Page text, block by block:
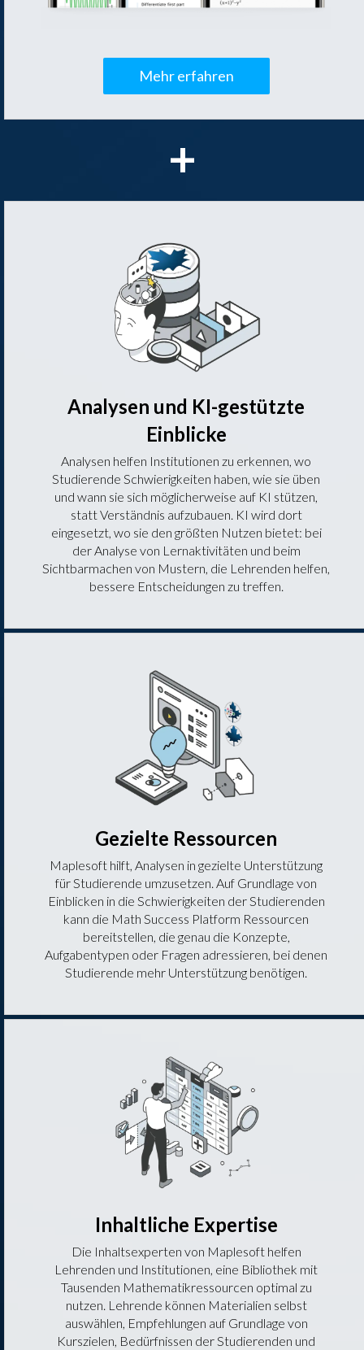
Mehr erfahren
+
Analysen und KI-gestützte
Einblicke
Analysen helfen Institutionen zu erkennen, wo
Studierende Schwierigkeiten haben, wie sie üben
und wann sie sich möglicherweise auf KI stützen,
statt Verständnis aufzubauen. KI wird dort
eingesetzt, wo sie den größten Nutzen bietet: bei
der Analyse von Lernaktivitäten und beim
Sichtbarmachen von Mustern, die Lehrenden helfen,
bessere Entscheidungen zu treffen.
Gezielte Ressourcen
Maplesoft hilft, Analysen in gezielte Unterstützung
für Studierende umzusetzen. Auf Grundlage von
Einblicken in die Schwierigkeiten der Studierenden
kann die Math Success Platform Ressourcen
bereitstellen, die genau die Konzepte,
Aufgabentypen oder Fragen adressieren, bei denen
Studierende mehr Unterstützung benötigen.
Inhaltliche Expertise
Die Inhaltsexperten von Maplesoft helfen
Lehrenden und Institutionen, eine Bibliothek mit
Tausenden Mathematikressourcen optimal zu
nutzen. Lehrende können Materialien selbst
auswählen, Empfehlungen auf Grundlage von
Kurszielen, Bedürfnissen der Studierenden und